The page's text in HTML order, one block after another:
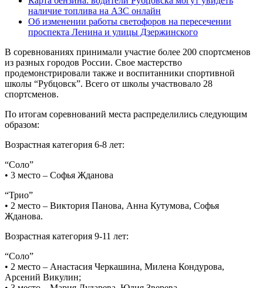
наличие топлива на АЗС онлайн
Об изменении работы светофоров на пересечении
проспекта Ленина и улицы Дзержинского
В соревнованиях принимали участие более 200 спортсменов
из разных городов России. Свое мастерство
продемонстрировали также и воспитанники спортивной
школы “Рубцовск”. Всего от школы участвовало 28
спортсменов.
По итогам соревнований места распределились следующим
образом:
Возрастная категория 6-8 лет:
“Соло”
• 3 место – Софья Жданова
“Трио”
• 2 место – Виктория Панова, Анна Кутумова, Софья
Жданова.
Возрастная категория 9-11 лет:
“Соло”
• 2 место – Анастасия Черкашина, Милена Кондурова,
Арсений Викулин;